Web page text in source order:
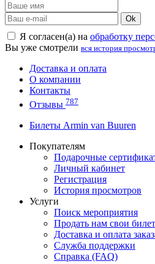
Ok
Я согласен(а) на обработку
Вы уже смотрели вся история
Доставка и оплата
О компании
Контакты
Отзывы 787
Билеты Armin van Buuren
Покупателям
Подарочные
Личный кабинет
Регистрация
История просмотров
Услуги
Поиск мероприятия
Продать нам свои
Доставка и оплата
Служба поддержки
Справка (FAQ)